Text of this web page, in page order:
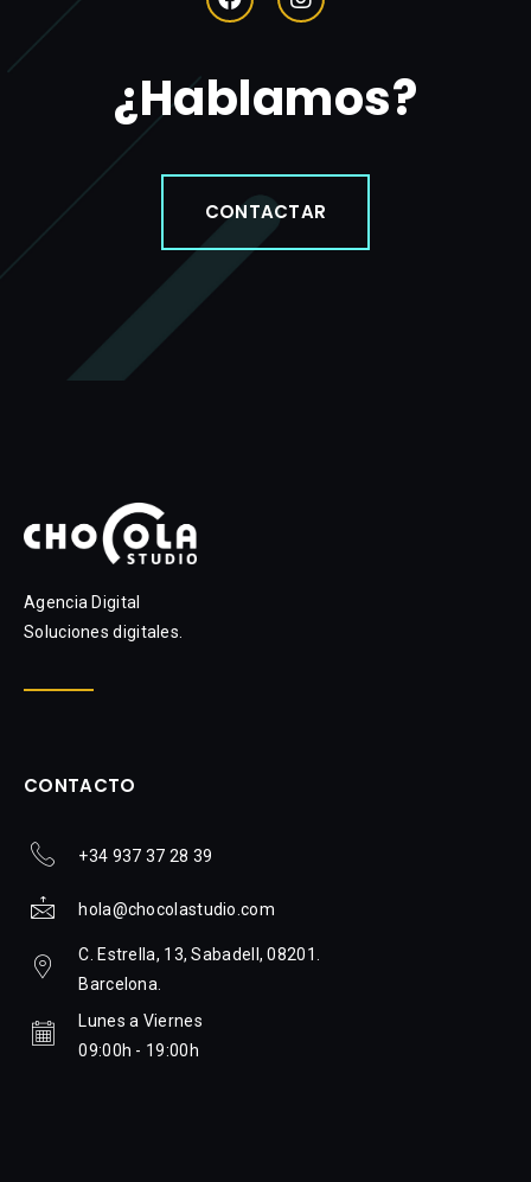
¿Hablamos?
CONTACTAR
Agencia Digital
Soluciones digitales.
CONTACTO
+34 937 37 28 39
hola@chocolastudio.com
C. Estrella, 13, Sabadell, 08201.
Barcelona.
Lunes a Viernes
09:00h - 19:00h